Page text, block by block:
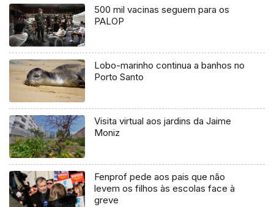
500 mil vacinas seguem para os
PALOP
Lobo-marinho continua a banhos no
Porto Santo
Visita virtual aos jardins da Jaime
Moniz
Fenprof pede aos pais que não
levem os filhos às escolas face à
greve